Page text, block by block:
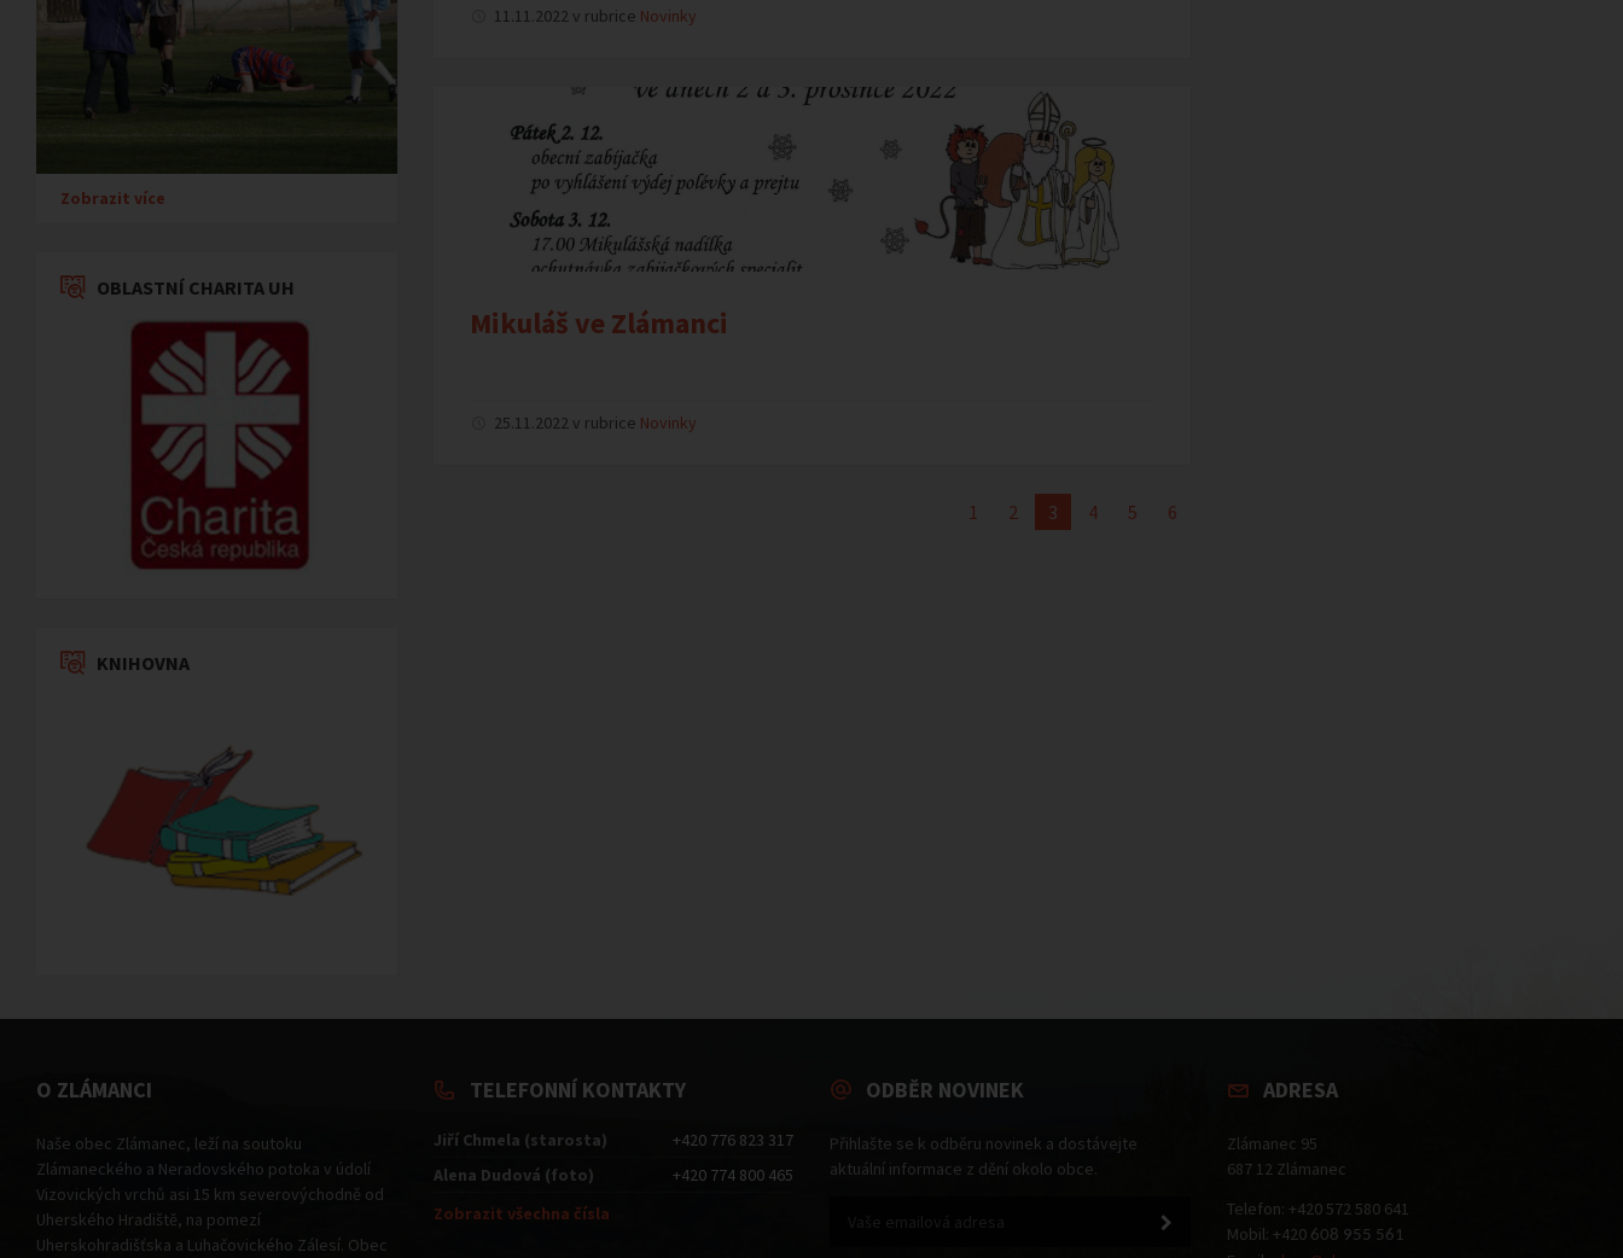
11.11.2022 v rubrice Novinky
Mikuláš ve Zlámanci
25.11.2022 v rubrice Novinky
1 2 3 4 5 6
Zobrazit více
OBLASTNÍ CHARITA UH
KNIHOVNA
O ZLÁMANCI
Naše obec Zlámanec, leží na soutoku
Zlámaneckého a Neradovského potoka v údolí
Vizovických vrchů asi 15 km severovýchodně od
Uherského Hradiště, na pomezí
Uherskohradišťska a Luhačovického Zálesí. Obec
TELEFONNÍ KONTAKTY
Jiří Chmela (starosta)
+420 776 823 317
Alena Dudová (foto)
+420 774 800 465
Zobrazit všechna čísla
ODBĚR NOVINEK
Přihlašte se k odběru novinek a dostávejte
aktuální informace z dění okolo obce.
ADRESA
Zlámanec 95
687 12 Zlámanec
Telefon: +420 572 580 641
Mobil: +420 608 955 561